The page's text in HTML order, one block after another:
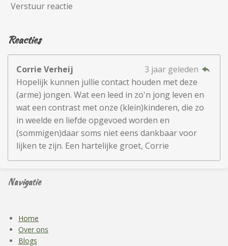
Verstuur reactie
Reacties
Corrie Verheij
3 jaar geleden
Hopelijk kunnen jullie contact houden met deze
(arme) jongen. Wat een leed in zo'n jong leven en
wat een contrast met onze (klein)kinderen, die zo
in weelde en liefde opgevoed worden en
(sommigen)daar soms niet eens dankbaar voor
lijken te zijn. Een hartelijke groet, Corrie
Navigatie
Home
Over ons
Blogs